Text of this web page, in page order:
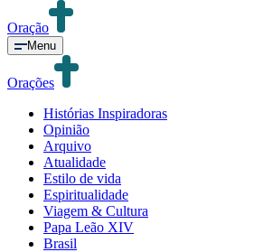
Oração
Menu
Orações
Histórias Inspiradoras
Opinião
Arquivo
Atualidade
Estilo de vida
Espiritualidade
Viagem & Cultura
Papa Leão XIV
Brasil